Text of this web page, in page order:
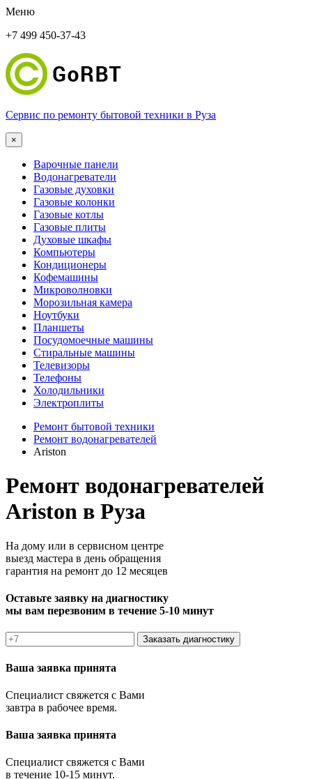
Меню
+7 499 450-37-43
Сервис по ремонту бытовой техники в Руза
×
Варочные панели
Водонагреватели
Газовые духовки
Газовые колонки
Газовые котлы
Газовые плиты
Духовые шкафы
Компьютеры
Кондиционеры
Кофемашины
Микроволновки
Морозильная камера
Ноутбуки
Планшеты
Посудомоечные машины
Стиральные машины
Телевизоры
Телефоны
Холодильники
Электроплиты
Ремонт бытовой техники
Ремонт водонагревателей
Ariston
Ремонт водонагревателей
Ariston в Руза
На дому или в сервисном центре
выезд мастера в день обращения
гарантия на ремонт до 12 месяцев
Оставьте заявку на диагностику
мы вам перезвоним в течение 5-10 минут
Заказать диагностику
Ваша заявка принята
Специалист свяжется с Вами
завтра в рабочее время.
Ваша заявка принята
Специалист свяжется с Вами
в течение 10-15 минут.